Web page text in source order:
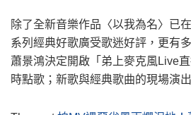
除了全新音樂作品〈以我為名〉已
系列經典好歌廣受歌迷好評，更有
蕭景鴻決定開啟「弟上麥克風Live
時點歌；新歌與經典歌曲的現場演